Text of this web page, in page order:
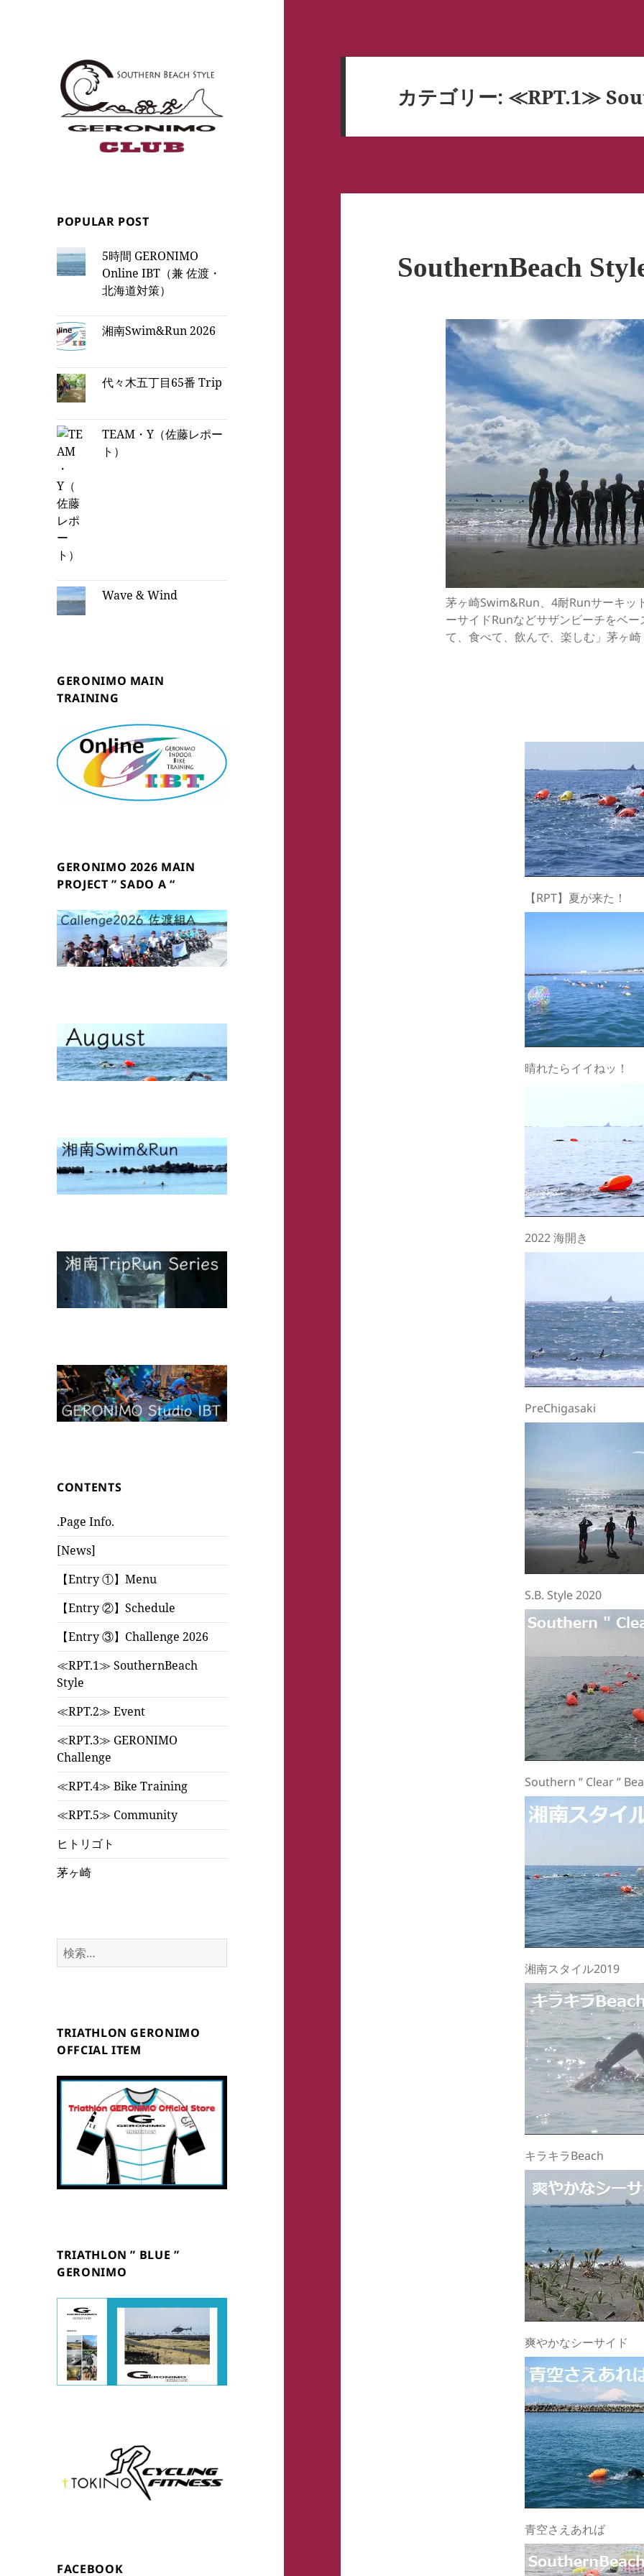
Club GERONIMO
Triathlon Training
POPULAR POST
5時間 GERONIMO
Online IBT（兼 佐渡・
北海道対策）
湘南Swim&Run 2026
代々木五丁目65番 Trip
TEAM・Y（佐藤レポー
ト）
Wave & Wind
GERONIMO MAIN
TRAINING
GERONIMO 2026 MAIN
PROJECT ” SADO A “
CONTENTS
.Page Info.
[News]
【Entry ①】Menu
【Entry ②】Schedule
【Entry ③】Challenge 2026
≪RPT.1≫ SouthernBeach
Style
≪RPT.2≫ Event
≪RPT.3≫ GERONIMO
Challenge
≪RPT.4≫ Bike Training
≪RPT.5≫ Community
ヒトリゴト
茅ヶ崎
検
索:
TRIATHLON GERONIMO
OFFCIAL ITEM
TRIATHLON ” BLUE ”
GERONIMO
FACEBOOK
カテゴリー: ≪RPT.1≫
SouthernBeach
茅ヶ崎Swim&Run、4耐Runサーキッ
ーサイドRunなどサザンビーチをベ
て、食べて、飲んで、楽しむ」茅ヶ
【RPT】夏が来た！
晴れたらイイねッ！
2022 海開き
PreChigasaki
S.B. Style 2020
Southern ” Clear ”
湘南スタイル2019
キラキラBeach
爽やかなシーサイド
青空さえあれば